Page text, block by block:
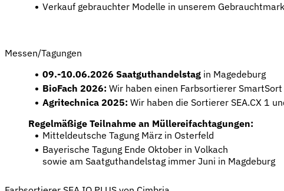
Verkauf gebrauchter Modelle in unserem
Messen/Tagungen
09.-10.06.2026 Saatguthandelstag in Magedeburg
BioFach 2026: Wir haben einen Farbsortierer
Agritechnica 2025: Wir haben die Sortierer SEA.CX 1
Regelmäßige Teilnahme an Müllereifachtagungen:
Mitteldeutsche Tagung März in Osterfeld
Bayerische Tagung Ende Oktober in Volkach
sowie am Saatguthandelstag immer Juni in Magdeburg